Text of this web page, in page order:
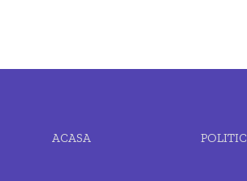
ACASA POLITIC